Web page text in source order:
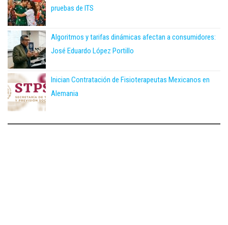
pruebas de ITS
Algoritmos y tarifas dinámicas afectan a consumidores:
José Eduardo López Portillo
Inician Contratación de Fisioterapeutas Mexicanos en
Alemania